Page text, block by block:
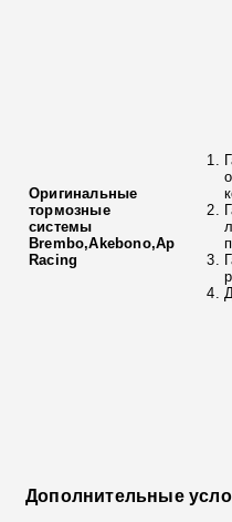
Оригинальные
тормозные
системы
Brembo,Akebono,Ap
Racing
Дополнительные